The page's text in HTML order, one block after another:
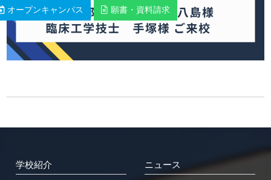
オープンキャンパス 願書・資料請求
オープンキャンパス 願書・資料請求
学校紹介 ニュース